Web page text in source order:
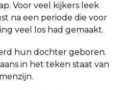
Voor veel kijkers leek
na een periode die voor
veel los had gemaakt.
hun dochter geboren.
in het teken staat van